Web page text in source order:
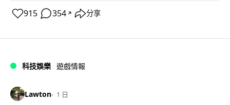
915 354 ↗ 分享
科技娛樂 遊戲情報
Lawton 1 日